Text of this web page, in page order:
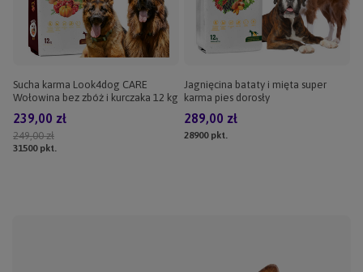
Sucha karma Look4dog CARE
Wołowina bez zbóż i kurczaka 12 kg
249,00 zł
239,00 zł
31500pkt.
Jagnięcina bataty i mięta super
karma pies dorosły
289,00 zł
28900pkt.